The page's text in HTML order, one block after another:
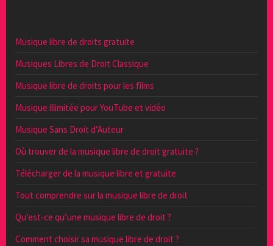
Musique libre de droits gratuite
Musiques Libres de Droit Classique
Musique libre de droits pour les films
Musique illimitée pour YouTube et vidéo
Musique Sans Droit d’Auteur
Où trouver de la musique libre de droit gratuite ?
Télécharger de la musique libre et gratuite
Tout comprendre sur la musique libre de droit
Qu’est-ce qu’une musique libre de droit ?
Comment choisir sa musique libre de droit ?